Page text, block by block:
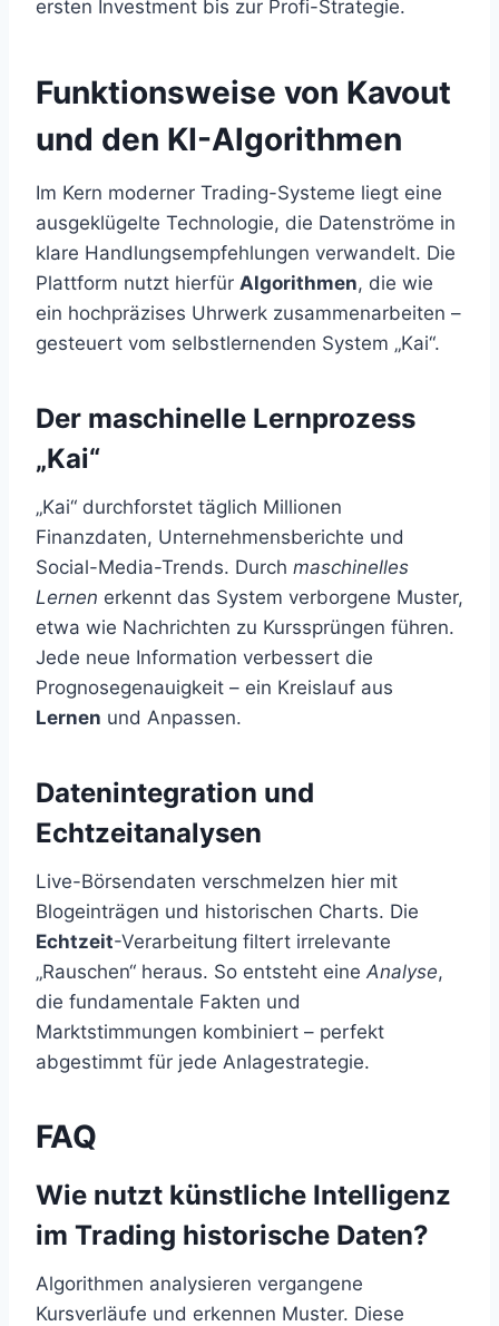
ersten Investment bis zur Profi-Strategie.
Funktionsweise von Kavout
und den KI-Algorithmen
Im Kern moderner Trading-Systeme liegt eine
ausgeklügelte Technologie, die Datenströme in
klare Handlungsempfehlungen verwandelt. Die
Plattform nutzt hierfür Algorithmen, die wie
ein hochpräzises Uhrwerk zusammenarbeiten –
gesteuert vom selbstlernenden System „Kai“.
Der maschinelle Lernprozess
„Kai“
„Kai“ durchforstet täglich Millionen
Finanzdaten, Unternehmensberichte und
Social-Media-Trends. Durch maschinelles
Lernen erkennt das System verborgene Muster,
etwa wie Nachrichten zu Kurssprüngen führen.
Jede neue Information verbessert die
Prognosegenauigkeit – ein Kreislauf aus
Lernen und Anpassen.
Datenintegration und
Echtzeitanalysen
Live-Börsendaten verschmelzen hier mit
Blogeinträgen und historischen Charts. Die
Echtzeit-Verarbeitung filtert irrelevante
„Rauschen“ heraus. So entsteht eine Analyse,
die fundamentale Fakten und
Marktstimmungen kombiniert – perfekt
abgestimmt für jede Anlagestrategie.
FAQ
Wie nutzt künstliche Intelligenz
im Trading historische Daten?
Algorithmen analysieren vergangene
Kursverläufe und erkennen Muster. Diese